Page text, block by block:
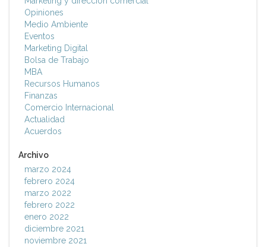
Opiniones
Medio Ambiente
Eventos
Marketing Digital
Bolsa de Trabajo
MBA
Recursos Humanos
Finanzas
Comercio Internacional
Actualidad
Acuerdos
Archivo
marzo 2024
febrero 2024
marzo 2022
febrero 2022
enero 2022
diciembre 2021
noviembre 2021